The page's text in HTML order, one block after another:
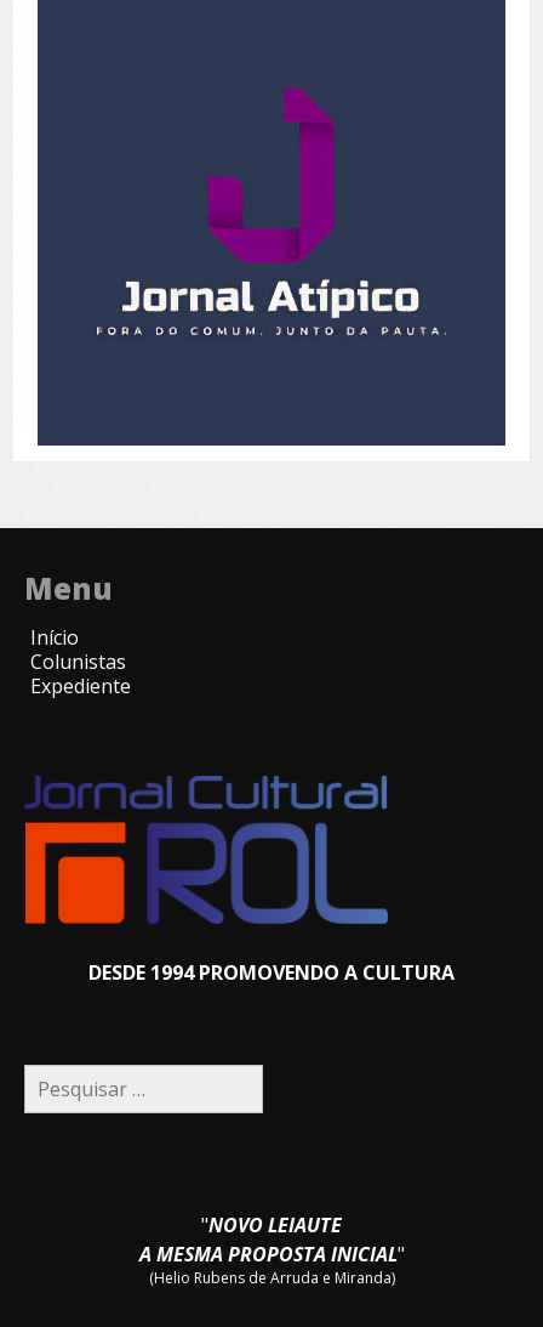
Menu
Início
Colunistas
Expediente
DESDE 1994 PROMOVENDO A CULTURA
Pesquisar
por:
"NOVO LEIAUTE
A MESMA PROPOSTA INICIAL"
(Helio Rubens de Arruda e Miranda)